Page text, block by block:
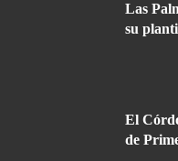
Las
su
El
de